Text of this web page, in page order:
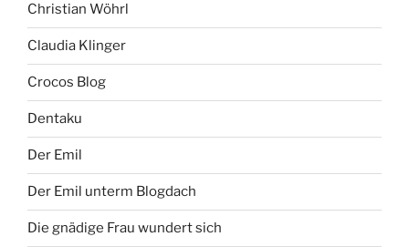
Christian Wöhrl
Claudia Klinger
Crocos Blog
Dentaku
Der Emil
Der Emil unterm Blogdach
Die gnädige Frau wundert sich